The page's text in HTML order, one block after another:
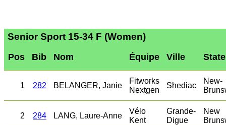
Senior Sport 15-34 F (Women)
Pos Bib Nom Équipe Ville
1 282 BELANGER, Janie
Fitworks
Nextgen
Shediac
New-
2 284 LANG, Laure-Anne
Vélo
Kent
Grande-
Digue
New